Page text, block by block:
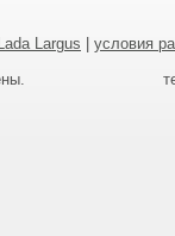
Largus
условия